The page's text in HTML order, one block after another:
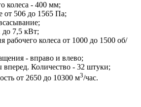
колеса - 400 мм;
от 506 до 1565 Па;
7,5 кВт;
рабочего колеса от 1000 до 1500 об/
- вправо и влево;
вперед. Количество - 32 штуки;
от 2650 до 10300 м3/час.